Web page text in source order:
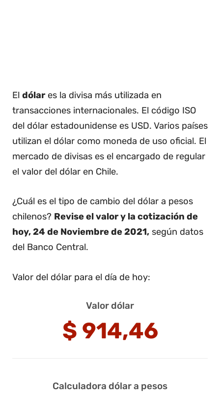
El dólares la divisa más utilizada en
transacciones internacionales. El código ISO
del dólar estadounidense es USD. Varios países
utilizan el dólar como moneda de uso oficial. El
mercado de divisas es el encargado de regular
el valor del dólar en Chile.
¿Cuál es el tipo de cambio del dólar a pesos
chilenos? Revise el valor y la cotización de
hoy, 24 de Noviembre de 2021, según datos
del Banco Central.
Valor del dólar para el día de hoy:
Valor dólar
$ 914,46
Calculadora dólar a pesos